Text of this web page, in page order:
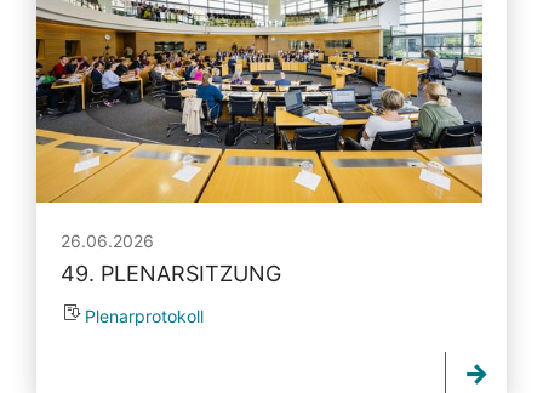
26.06.2026
49. PLENARSITZUNG
Plenarprotokoll